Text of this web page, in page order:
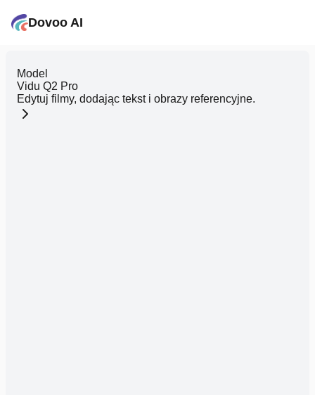
Dovoo AI
Model
Vidu Q2 Pro
Edytuj filmy, dodając tekst i obrazy referencyjne.